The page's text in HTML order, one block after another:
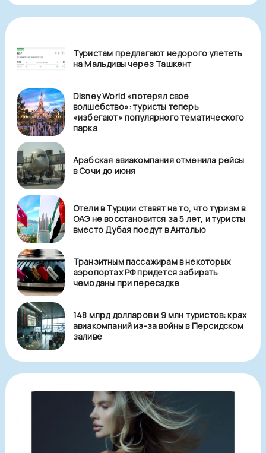
Туристам предлагают недорого улететь
на Мальдивы через Ташкент
Disney World «потерял свое
волшебство»: туристы теперь
«избегают» популярного тематического
парка
Арабская авиакомпания отменила рейсы
в Сочи до июня
Отели в Турции ставят на то, что туризм в
ОАЭ не восстановится за 5 лет, и туристы
вместо Дубая поедут в Анталью
Транзитным пассажирам в некоторых
аэропортах РФ придется забирать
чемоданы при пересадке
148 млрд долларов и 9 млн туристов: крах
авиакомпаний из-за войны в Персидском
заливе